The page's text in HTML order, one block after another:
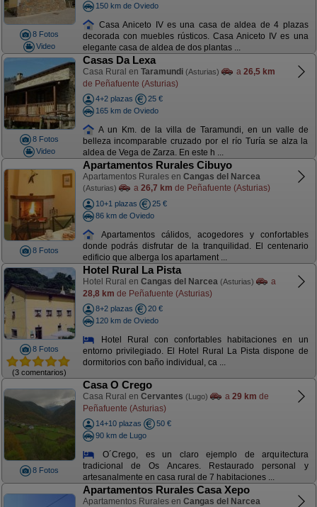
8 Fotos
Video
150 km de Oviedo
Casa Aniceto IV es una casa de aldea de 4 plazas
decorada con muebles rústicos. Casa Aniceto IV es una
elegante casa de aldea de dos plantas ...
8 Fotos
Video
Casas Da Lexa
Casa Rural en Taramundi (Asturias) a 26,5 km
de Peñafuente (Asturias)
4+2 plazas
25 €
165 km de Oviedo
A un Km. de la villa de Taramundi, en un valle de
belleza incomparable cruzado por el río Turía se alza la
aldea de Vega de Zarza. En este h ...
8 Fotos
Apartamentos Rurales Cibuyo
Apartamentos Rurales en Cangas del Narcea
(Asturias) a 26,7 km de Peñafuente (Asturias)
10+1 plazas
25 €
86 km de Oviedo
Apartamentos cálidos, acogedores y confortables
donde podrás disfrutar de la tranquilidad. El centenario
edificio que alberga los apartament ...
8 Fotos
(3 comentarios)
Hotel Rural La Pista
Hotel Rural en Cangas del Narcea (Asturias)
a
28,8 km de Peñafuente (Asturias)
8+2 plazas
20 €
120 km de Oviedo
Hotel Rural con confortables habitaciones en un
entorno privilegiado. El Hotel Rural La Pista dispone de
dormitorios con baño individual, ca ...
8 Fotos
Casa O Crego
Casa Rural en Cervantes (Lugo) a 29 km de
Peñafuente (Asturias)
14+10 plazas
50 €
90 km de Lugo
O´Crego, es un claro ejemplo de arquitectura
tradicional de Os Ancares. Restaurado personal y
artesanalmente en casa rural de 7 habitaciones ...
Apartamentos Rurales Casa Xepo
Apartamentos Rurales en Cangas del Narcea